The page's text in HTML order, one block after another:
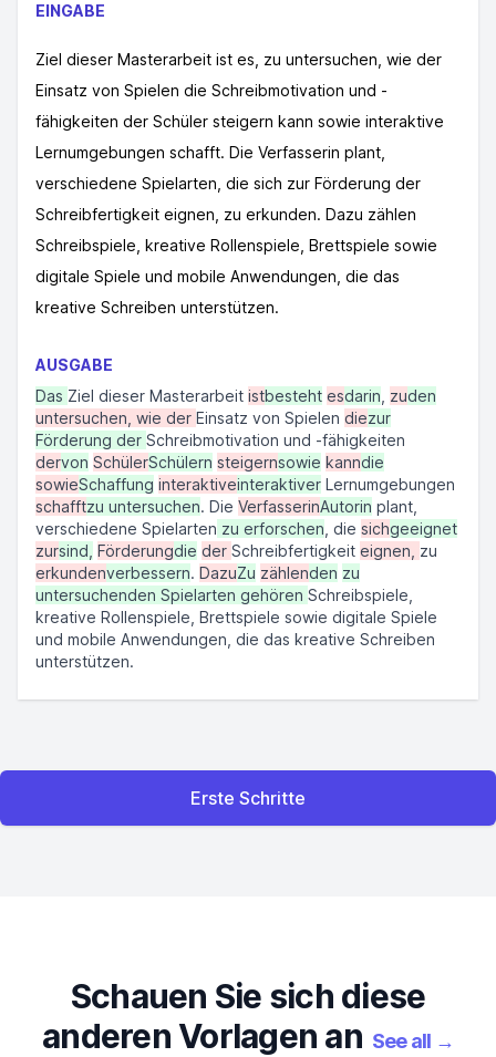
EINGABE
Ziel dieser Masterarbeit ist es, zu untersuchen, wie der
Einsatz von Spielen die Schreibmotivation und -
fähigkeiten der Schüler steigern kann sowie interaktive
Lernumgebungen schafft. Die Verfasserin plant,
verschiedene Spielarten, die sich zur Förderung der
Schreibfertigkeit eignen, zu erkunden. Dazu zählen
Schreibspiele, kreative Rollenspiele, Brettspiele sowie
digitale Spiele und mobile Anwendungen, die das
kreative Schreiben unterstützen.
AUSGABE
Das Ziel dieser Masterarbeit istbesteht esdarin zuden
untersuchen, wie der Einsatz von Spielen diezur
Förderung der Schreibmotivation und -fähigkeiten
dervon SchülerSchülern steigernsowie kanndie
sowieSchaffung interaktiveinteraktiver Lernumgebungen
schafftzu untersuchen. Die VerfasserinAutorin plant,
verschiedene Spielarten zu erforschen , die sichgeeignet
zursind, Förderungdie der Schreibfertigkeit eignen, zu
erkundenverbessern. DazuZu zählenden zu
untersuchenden Spielarten gehören Schreibspiele,
kreative Rollenspiele, Brettspiele sowie digitale Spiele
und mobile Anwendungen, die das kreative Schreiben
unterstützen.
Erste Schritte
Schauen Sie sich diese
anderen Vorlagen an See all →